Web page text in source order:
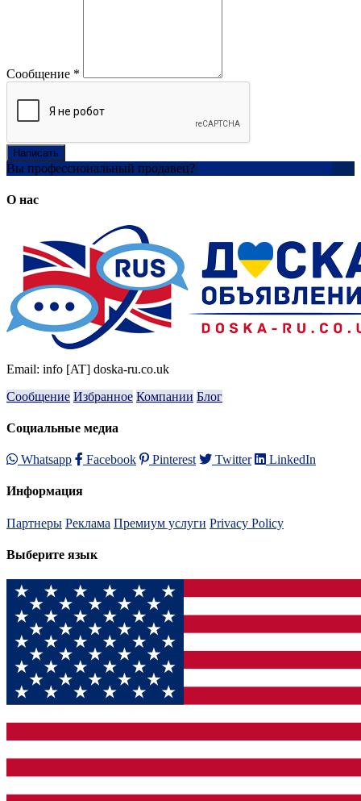
Сообщение *
Написать
Вы профессиональный продавец?
О нас
Email: info [AT] doska-ru.co.uk
Сообщение Избранное Компании Блог
Социальные медиа
Whatsapp Facebook Pinterest Twitter LinkedIn
Информация
Партнеры Реклама Премиум услуги Privacy Policy
Выберите язык